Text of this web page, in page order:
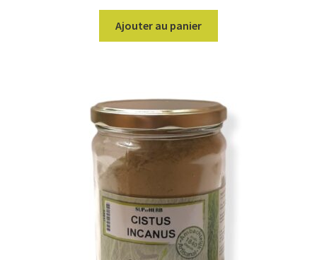
Ajouter au panier